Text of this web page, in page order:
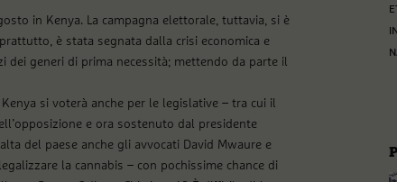
in Kenya. La campagna elettorale, tuttavia, si è
è stata segnata dalla crisi economica e
dei generi di prima necessità; mettendo da parte il
si voterà anche per le legislative – tra cui il
e ora sostenuto dal presidente
del paese anche gli avvocati David Mwaure e
la cannabis – con pochissime chance di